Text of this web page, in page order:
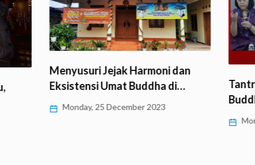
Menyusuri Jejak Harmoni dan
Eksistensi Umat Buddha di…
Monday, 25 December 2023
Tantrayana:
Buddha di
Monday, 27